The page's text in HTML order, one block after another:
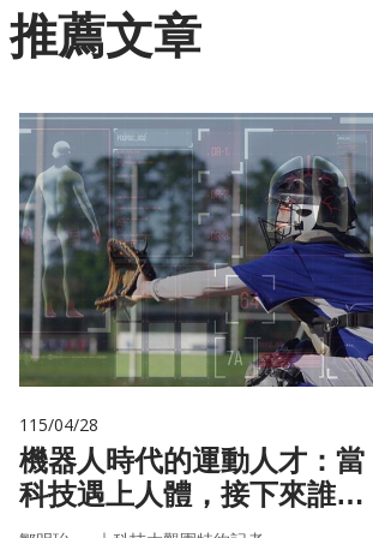
推薦文章
115/04/28
機器人時代的運動人才：當
科技遇上人體，接下來誰來
接手？